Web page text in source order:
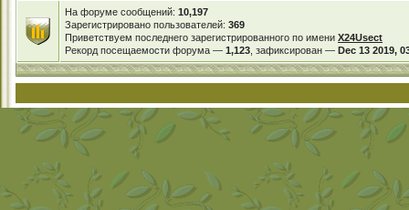
На форуме сообщений: 10,197
Зарегистрировано пользователей: 369
Приветствуем последнего зарегистрированного по имени X24Usect
Рекорд посещаемости форума — 1,123 , зафиксирован — Dec 13 2019,